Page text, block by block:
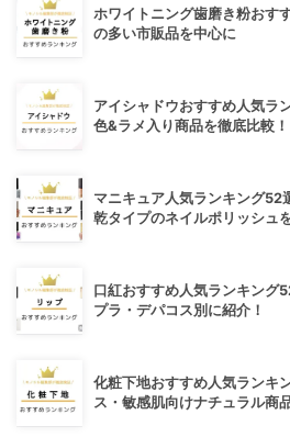
ホワイトニング歯磨き粉おす
の多い市販品を中心に
アイシャドウおすすめ人気ラ
色&ラメ入り商品を徹底比較！
マニキュア人気ランキング52
乾タイプのネイルポリッシュ
口紅おすすめ人気ランキング
プラ・デパコス別に紹介！
化粧下地おすすめ人気ランキ
ス・敏感肌向けナチュラル商